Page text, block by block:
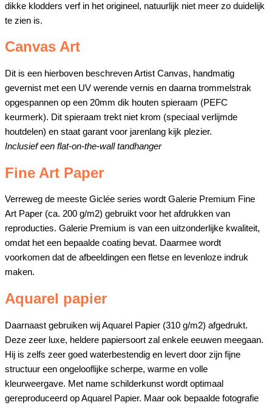
dikke klodders verf in het origineel, natuurlijk niet meer zo duidelijk
te zien is.
Canvas Art
Dit is een hierboven beschreven Artist Canvas, handmatig
gevernist met een UV werende vernis en daarna trommelstrak
opgespannen op een 20mm dik houten spieraam (PEFC
keurmerk). Dit spieraam trekt niet krom (speciaal verlijmde
houtdelen) en staat garant voor jarenlang kijk plezier.
Inclusief een flat-on-the-wall tandhanger
Fine Art Paper
Verreweg de meeste Giclée series wordt Galerie Premium Fine
Art Paper (ca. 200 g/m2) gebruikt voor het afdrukken van
reproducties. Galerie Premium is van een uitzonderlijke kwaliteit,
omdat het een bepaalde coating bevat. Daarmee wordt
voorkomen dat de afbeeldingen een fletse en levenloze indruk
maken.
Aquarel papier
Daarnaast gebruiken wij Aquarel Papier (310 g/m2) afgedrukt.
Deze zeer luxe, heldere papiersoort zal enkele eeuwen meegaan.
Hij is zelfs zeer goed waterbestendig en levert door zijn fijne
structuur een ongelooflijke scherpe, warme en volle
kleurweergave. Met name schilderkunst wordt optimaal
gereproduceerd op Aquarel Papier. Maar ook bepaalde fotografie